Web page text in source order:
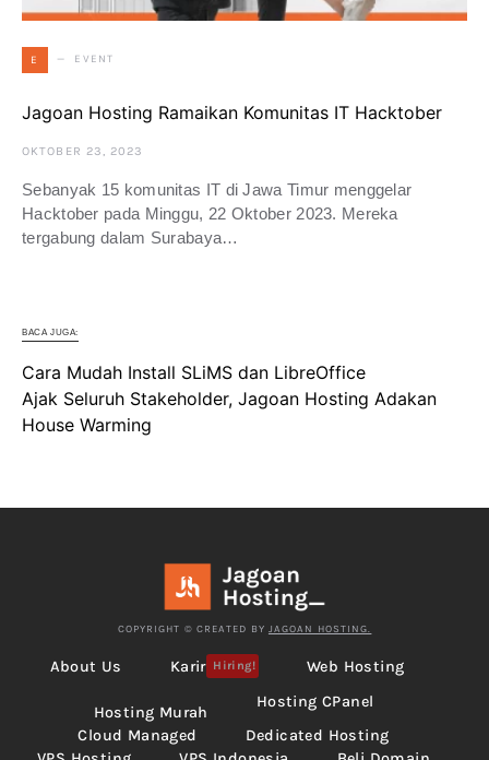
E EVENT
Jagoan Hosting Ramaikan Komunitas IT Hacktober
OKTOBER 23, 2023
Sebanyak 15 komunitas IT di Jawa Timur menggelar
Hacktober pada Minggu, 22 Oktober 2023. Mereka
tergabung dalam Surabaya…
BACA JUGA:
Cara Mudah Install SLiMS dan LibreOffice
Ajak Seluruh Stakeholder, Jagoan Hosting Adakan
House Warming
COPYRIGHT © CREATED BY JAGOAN HOSTING.
About Us Karir Hiring! Web Hosting
Hosting Murah
Hosting CPanel
Cloud Managed
Dedicated Hosting